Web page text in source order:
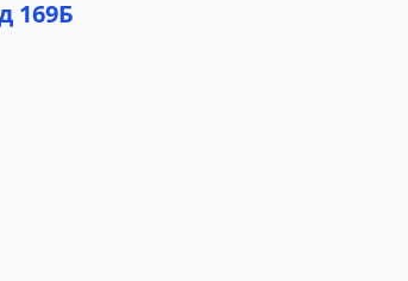
169Б